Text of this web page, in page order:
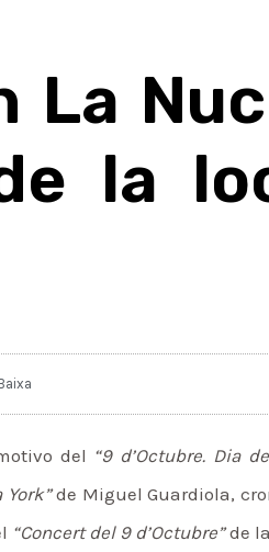
La
la
del “9 d’Octubre. Dia
York”de Miguel Guardiola,
“Concert del 9 d’Octubre”de